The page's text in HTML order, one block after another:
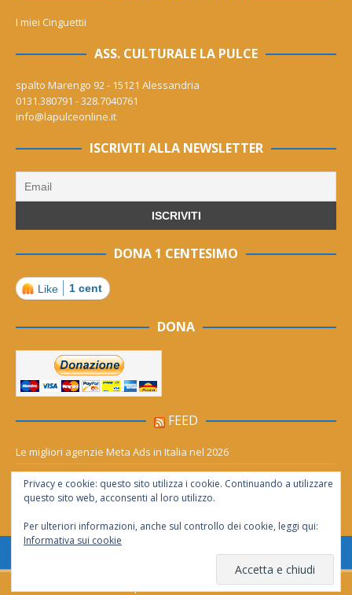
I miei Cinguettii
ASS. CULTURALE LA PULCE
spalto Marengo 92 - 15121 Alessandria
0131.380791 - 328.7040761
info@lapulceonline.it
ISCRIVITI ALLA NEWSLETTER
DONA 1 CENTESIMO
Like 1 cent
DONA
FEED
Le migliori agenzie Meta Ads in Italia nel 2026
Aia Syensqo, il rinnovo divide: stop al cC6O4 dal 2027, ma i comitati
chiedono “zero Pfas subito”
Consentita la riproduzione solo se citata la fonte
Privacy e cookie: questo sito utilizza i cookie. Continuando a utilizzare
questo sito web, acconsenti al loro utilizzo.
Per ulteriori informazioni, anche sul controllo dei cookie, leggi qui:
Informativa sui cookie